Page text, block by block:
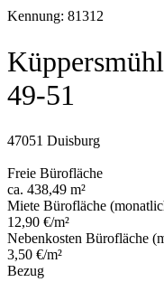
Kennung: 81312
49-51
47051 Duisburg
Freie Bürofläche
ca. 438,49 m²
Miete Bürofläche
12,90 €/m²
Nebenkosten Bürofläche
3,50 €/m²
Bezug